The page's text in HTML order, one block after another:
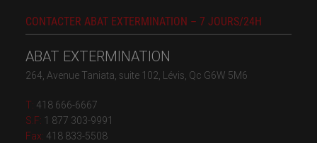
CONTACTER ABAT EXTERMINATION – 7 JOURS/24H
ABAT EXTERMINATION
264, Avenue Taniata, suite 102, Lévis, Qc G6W 5M6
T: 418 666-6667
S.F: 1 877 303-9991
Fax: 418 833-5508